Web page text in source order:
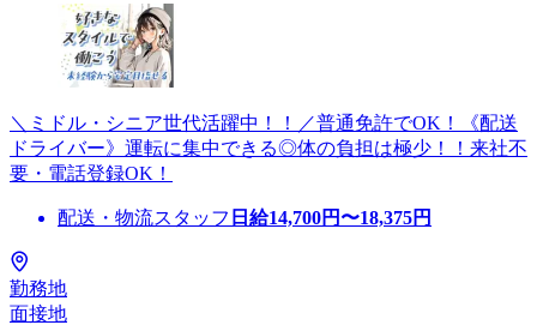
＼ミドル・シニア世代活躍中！！／普通免許でOK！《配送
ドライバー》運転に集中できる◎体の負担は極少！！来社不
要・電話登録OK！
配送・物流スタッフ 日給14,700円〜18,375円
勤務地
面接地